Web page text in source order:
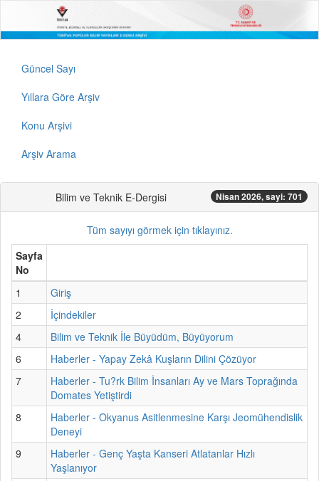
Güncel Sayı
Yıllara Göre Arşiv
Konu Arşivi
Arşiv Arama
Bilim ve Teknik E-Dergisi Nisan 2026, sayi: 701
Tüm sayıyı görmek için tıklayınız.
Sayfa
No
1
Giriş
2
İçindekiler
4
Bilim ve Teknik İle Büyüdüm, Büyüyorum
6
Haberler - Yapay Zekâ Kuşların Dilini Çözüyor
7
Haberler - Tu?rk Bilim İnsanları Ay ve Mars Toprağında
Domates Yetiştirdi
8
Haberler - Okyanus Asitlenmesine Karşı Jeomühendislik
Deneyi
9
Haberler - Genç Yaşta Kanseri Atlatanlar Hızlı
Yaşlanıyor